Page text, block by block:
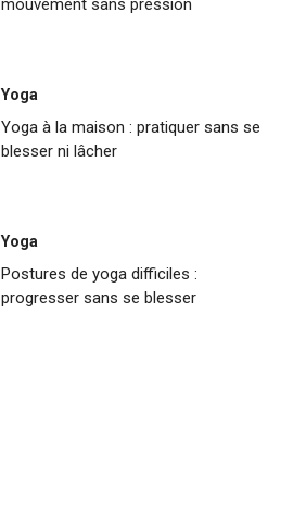
mouvement sans pression
Yoga
Yoga à la maison : pratiquer sans se
blesser ni lâcher
Yoga
Postures de yoga difficiles :
progresser sans se blesser